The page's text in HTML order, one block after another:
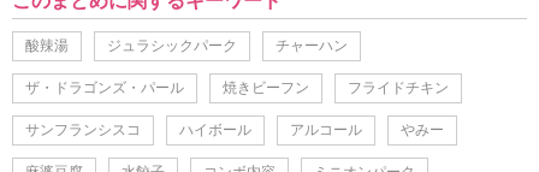
酸辣湯 ジュラシックパーク チャーハン
ザ・ドラゴンズ・パール 焼きビーフン フライドチキン
サンフランシスコ ハイボール アルコール やみー